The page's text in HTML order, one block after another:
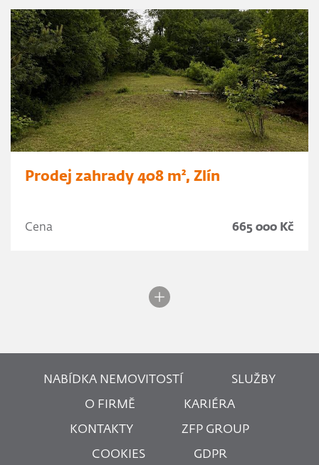
Prodej zahrady 408 m², Zlín
Cena 665 000 Kč
NABÍDKA NEMOVITOSTÍ SLUŽBY
O FIRMĚ KARIÉRA
KONTAKTY ZFP GROUP
COOKIES GDPR